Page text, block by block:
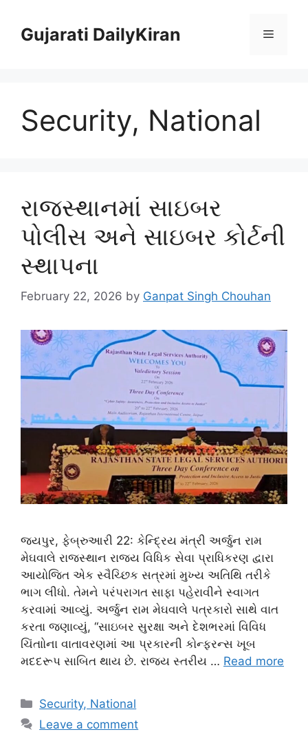
contentGujarati DailyKiran Menu
Security, National
રાજસ્થાનમાં સાઇબર
પોલીસ અને સાઇબર કોર્ટની
સ્થાપના
February 22, 2026 by Ganpat Singh Chouhan
જયપુર, ફેબ્રુઆરી 22: કેન્દ્રિય મંત્રી અર્જુન રામ
મેઘવાલે રાજસ્થાન રાજ્ય વિધિક સેવા પ્રાધિકરણ દ્વારા
આયોજિત એક સ્વૈચ્છિક સત્રમાં મુખ્ય અતિથિ તરીકે
ભાગ લીધો. તેમને પરંપરાગત સાફા પહેરાવીને સ્વાગત
કરવામાં આવ્યું. અર્જુન રામ મેઘવાલે પત્રકારો સાથે વાત
કરતા જણાવ્યું, “સાઇબર સુરક્ષા અને દેશભરમાં વિવિધ
ચિંતાોના વાતાવરણમાં આ પ્રકારની કોન્ફરન્સ ખૂબ
મદદરૂપ સાબિત થાય છે. રાજ્ય સ્તરીય … Read more
Categories
Security, National
Leave a comment